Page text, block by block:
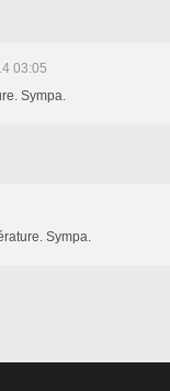
03:05
Sympa.
Sympa.